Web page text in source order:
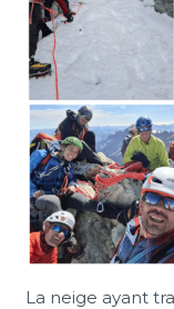
La neige ayant